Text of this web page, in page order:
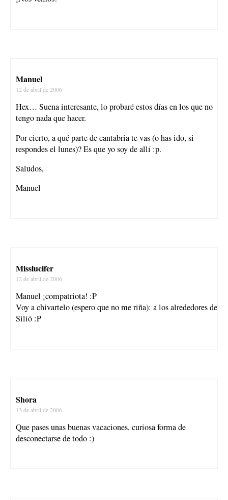
Manuel
12 de abril de 2006
Hex… Suena interesante, lo probaré estos días en los que no
tengo nada que hacer.
Por cierto, a qué parte de cantabria te vas (o has ido, si
respondes el lunes)? Es que yo soy de allí :p.
Saludos,
Manuel
Misslucifer
12 de abril de 2006
Manuel ¡compatriota! :P
Voy a chivartelo (espero que no me riña): a los alrededores de
Silió :P
Shora
13 de abril de 2006
Que pases unas buenas vacaciones, curiosa forma de
desconectarse de todo :)